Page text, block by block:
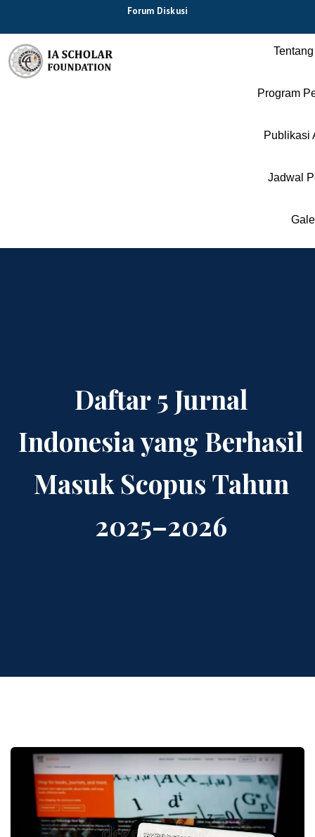
Forum Diskusi
Program
Publikasi
Jadwal
Daftar 5 Jurnal
Indonesia yang Berhasil
Masuk Scopus Tahun
2025–2026